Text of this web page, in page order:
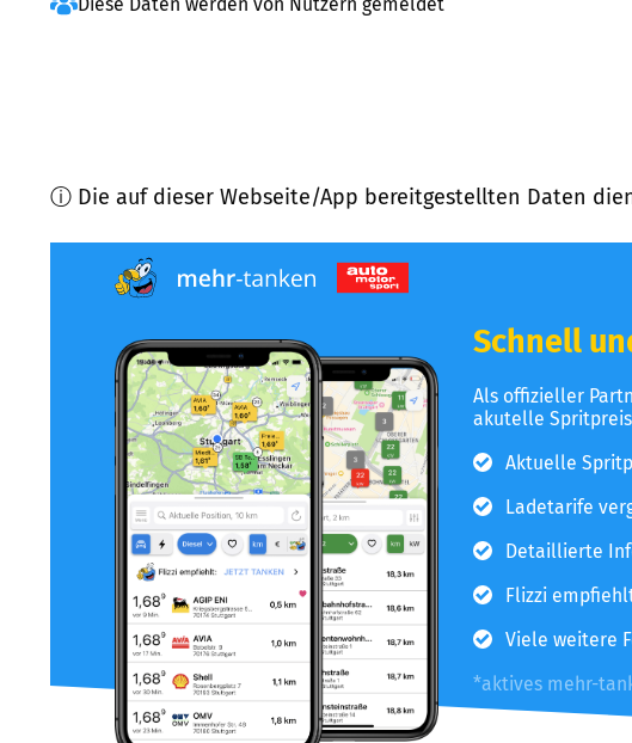
ⓘ Die auf dieser Webseite/App bereitgestellten Daten
Schnell
Als offizieller
akutelle
Aktuelle
Ladetarife
Detaillierte
Flizzi
Viele weitere
*aktives mehr-